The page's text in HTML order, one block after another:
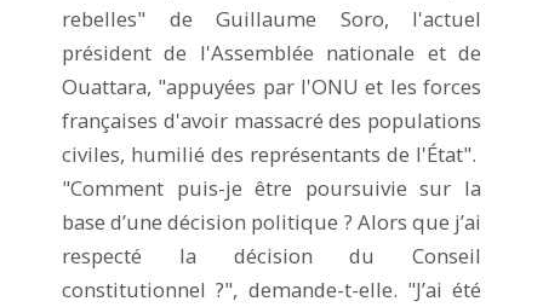
rebelles" de Guillaume Soro, l'actuel
président de l'Assemblée nationale et de
Ouattara, "appuyées par l'ONU et les forces
françaises d'avoir massacré des populations
civiles, humilié des représentants de l'État".
"Comment puis-je être poursuivie sur la
base d’une décision politique ? Alors que j’ai
respecté la décision du Conseil
constitutionnel ?", demande-t-elle. "J’ai été